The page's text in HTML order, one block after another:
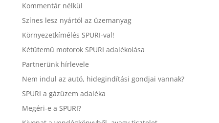
Kommentár nélkül
Színes lesz nyártól az üzemanyag
Környezetkímélés SPURI-val!
Kétütemû motorok SPURI adalékolása
Partnerünk hírlevele
Nem indul az autó, hidegindítási gondjai vannak?
SPURI a gázüzem adaléka
Megéri-e a SPURI?